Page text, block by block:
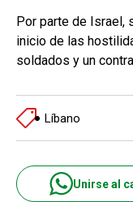
Por parte de Israel,
inicio de las
soldados y un
Líbano
Unirse al